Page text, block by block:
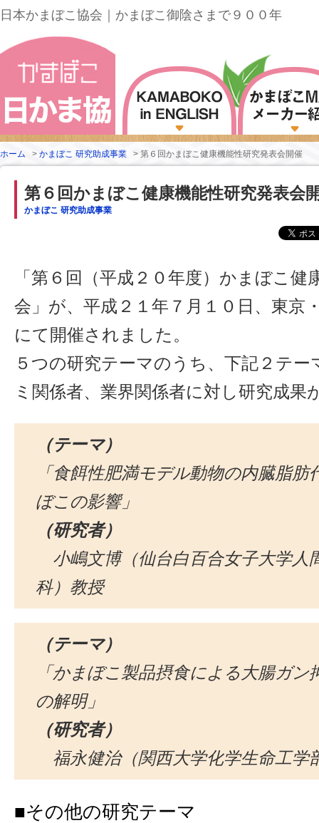
日本かまぼこ協会｜かまぼこ御陰さまで９００年
ホーム > かまぼこ 研究助成事業 > 第６回かまぼこ健康機能性研究発表会開催
第６回かまぼこ健康機能性研究発表会
かまぼこ 研究助成事業
「第６回（平成２０年度）かまぼこ健
会」が、平成２１年７月１０日、東京
にて開催されました。
５つの研究テーマのうち、下記２テ
ミ関係者、業界関係者に対し研究成果
（テーマ）
「食餌性肥満モデル動物の内臓脂肪
ぼこの影響」
（研究者）
小嶋文博（仙台白百合女子大学人
科）教授
（テーマ）
「かまぼこ製品摂食による大腸ガン
の解明」
（研究者）
福永健治（関西大学化学生命工学
■その他の研究テーマ